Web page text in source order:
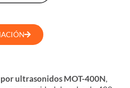
ultrasonidos MOT-400N,